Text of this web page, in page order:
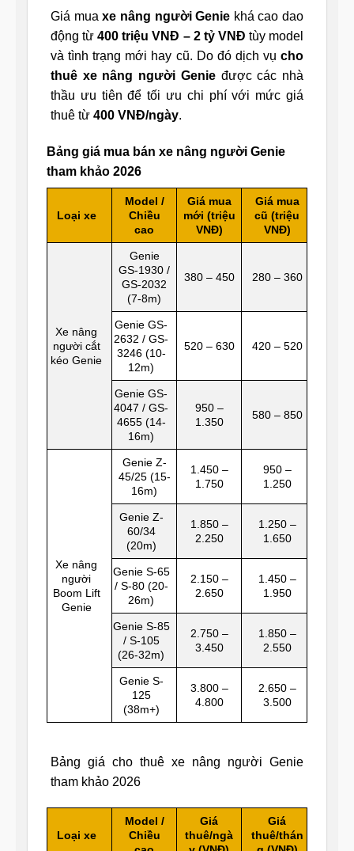
Giá muaxe nâng người Genie khá cao dao
động từ400 triệu VNĐ – 2 tỷ VNĐ tùy model
và tình trạng mới hay cũ. Do đó dịch vụ cho
thuê xe nâng người Genieđược các nhà
thầu ưu tiên để tối ưu chi phí với mức giá
thuê từ 400 VNĐ/ngày.
Bảng giá mua bán xe nâng người Genie
tham khảo 2026
Loại xe
Model /
Chiều
cao
Giá mua
mới (triệu
VNĐ)
Giá mua
cũ (triệu
VNĐ)
Xe nâng
người cắt
kéo Genie
Genie
GS-1930 /
GS-2032
(7-8m)
380 – 450 280 – 360
Genie GS-
2632 / GS-
3246 (10-
12m)
520 – 630 420 – 520
Genie GS-
4047 / GS-
4655 (14-
16m)
950 –
1.350
580 – 850
Xe nâng
người
Boom Lift
Genie
Genie Z-
45/25 (15-
16m)
1.450 –
1.750
950 –
1.250
Genie Z-
60/34
(20m)
1.850 –
2.250
1.250 –
1.650
Genie S-65
/ S-80 (20-
26m)
2.150 –
2.650
1.450 –
1.950
Genie S-85
/ S-105
(26-32m)
2.750 –
3.450
1.850 –
2.550
Genie S-
125
(38m+)
3.800 –
4.800
2.650 –
3.500
Bảng giá cho thuê xe nâng người Genie
tham khảo 2026
Loại xe
Model /
Chiều
Giá
thuê/ngà
Giá
thuê/thán